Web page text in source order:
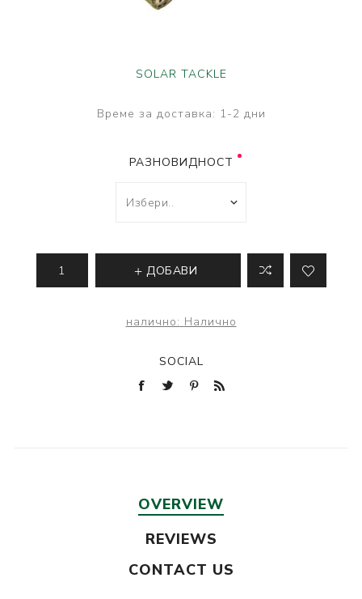
SOLAR TACKLE
Време за доставка: 1-2 дни
РАЗНОВИДНОСТ
ДОБАВИ
налично: Налично
SOCIAL
OVERVIEW
REVIEWS
CONTACT US